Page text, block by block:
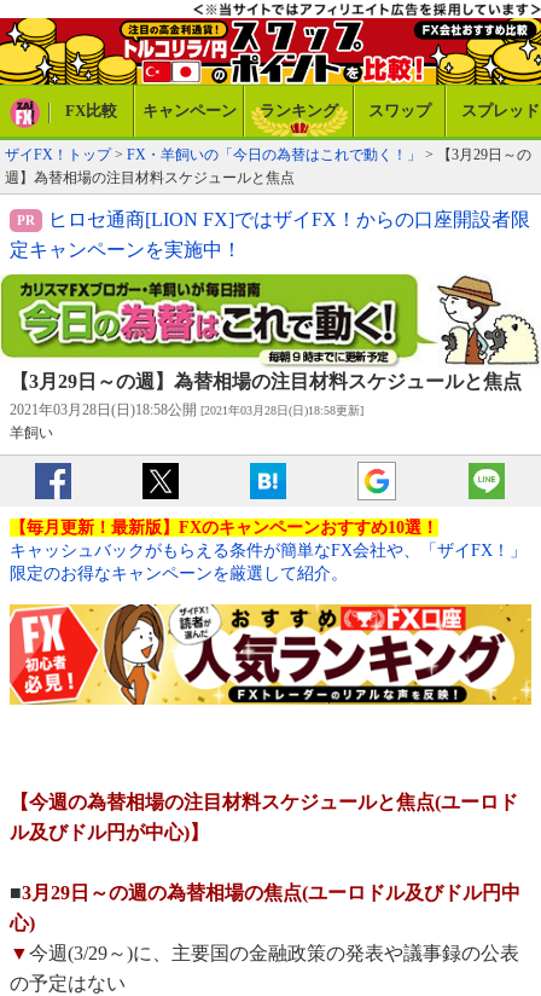
FX比較 キャンペーン ランキング スワップ スプレッド
ザイFX！トップ> FX・羊飼いの「今日の為替はこれで動く！」
> 【3月29日～の
週】為替相場の注目材料スケジュールと焦点
ヒロセ通商[LION FX]ではザイFX！からの口座開設者限
定キャンペーンを実施中！
【3月29日～の週】為替相場の注目材料スケジュールと焦点
2021年03月28日(日)18:58公開 [2021年03月28日(日)18:58更新]
羊飼い
【毎月更新！最新版】FXのキャンペーンおすすめ10選！
キャッシュバックがもらえる条件が簡単なFX会社や、「ザイFX！」
限定のお得なキャンペーンを厳選して紹介。
【今週の為替相場の注目材料スケジュールと焦点(ユーロド
ル及びドル円が中心)】
■3月29日～の週の為替相場の焦点(ユーロドル及びドル円中
心)
▼今週(3/29～)に、主要国の金融政策の発表や議事録の公表
の予定はない